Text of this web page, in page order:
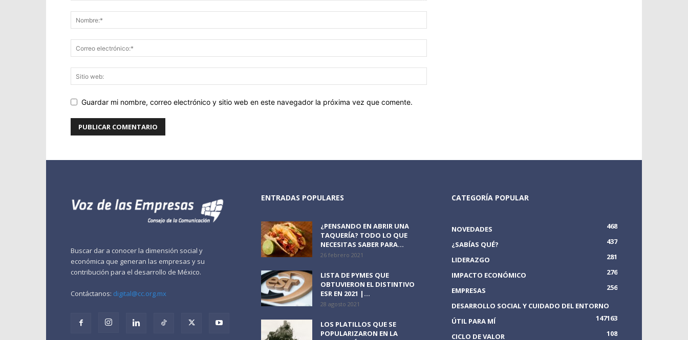
Guardar mi nombre, correo electrónico y sitio web en este navegador la próxima vez que comente.
Buscar dar a conocer la dimensión social y
económica que generan las empresas y su
contribución para el desarrollo de México.
Contáctanos: digital@cc.org.mx
ENTRADAS POPULARES
¿PENSANDO EN ABRIR UNA
TAQUERÍA? TODO LO QUE
NECESITAS SABER PARA...
26 febrero 2021
LISTA DE PYMES QUE
OBTUVIERON EL DISTINTIVO
ESR EN 2021 |...
28 agosto 2021
LOS PLATILLOS QUE SE
POPULARIZARON EN LA
CATEGORÍA POPULAR
NOVEDADES
468
¿SABÍAS QUÉ?
437
LIDERAZGO
281
IMPACTO ECONÓMICO
276
EMPRESAS
256
DESARROLLO SOCIAL Y CUIDADO DEL ENTORNO
163
ÚTIL PARA MÍ
147
CICLO DE VALOR
108